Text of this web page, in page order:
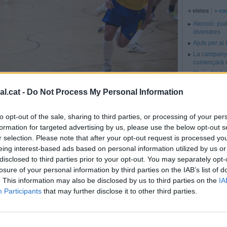
- Do Not Process My Personal Information
opt-out of the sale, sharing to third parties, or processing of your
for targeted advertising by us, please use the below opt-out
selection. Please note that after your opt-out request is processed
interest-based ads based on personal information utilized by us
to third parties prior to your opt-out. You may separately
of your personal information by third parties on the IAB’s list of
This information may also be disclosed by us to third parties on the
Participants that may further disclose it to other third parties.
Albert San Andrés
la festa al Ripollet (6-6)
l’ascens a 2a B i s’ho jugarà tot en la jornada
+ vistos +
Atenció:
divendres
Ajuts per al
La
començarà
El pla